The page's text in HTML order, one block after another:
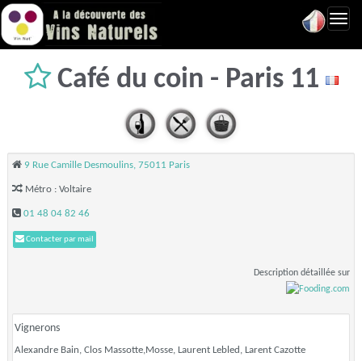
Café du coin - Paris 11
9 Rue Camille Desmoulins, 75011 Paris
Métro : Voltaire
01 48 04 82 46
Contacter par mail
Description détaillée sur
Vignerons
Alexandre Bain, Clos Massotte,Mosse, Laurent Lebled, Larent Cazotte